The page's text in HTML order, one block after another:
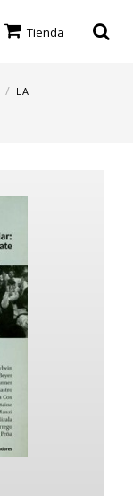
Tienda
/ LA